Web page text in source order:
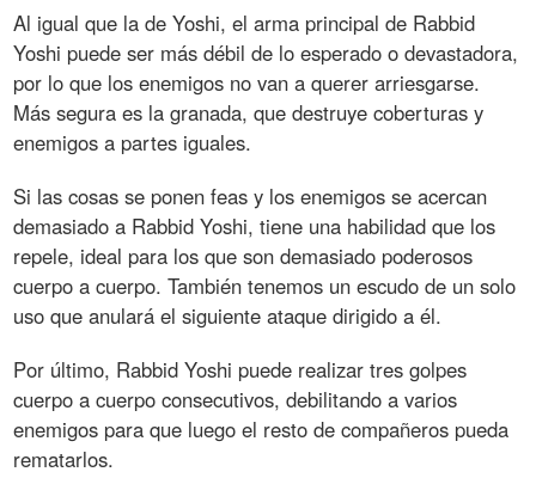
Al igual que la de Yoshi, el arma principal de Rabbid
Yoshi puede ser más débil de lo esperado o devastadora,
por lo que los enemigos no van a querer arriesgarse.
Más segura es la granada, que destruye coberturas y
enemigos a partes iguales.
Si las cosas se ponen feas y los enemigos se acercan
demasiado a Rabbid Yoshi, tiene una habilidad que los
repele, ideal para los que son demasiado poderosos
cuerpo a cuerpo. También tenemos un escudo de un solo
uso que anulará el siguiente ataque dirigido a él.
Por último, Rabbid Yoshi puede realizar tres golpes
cuerpo a cuerpo consecutivos, debilitando a varios
enemigos para que luego el resto de compañeros pueda
rematarlos.